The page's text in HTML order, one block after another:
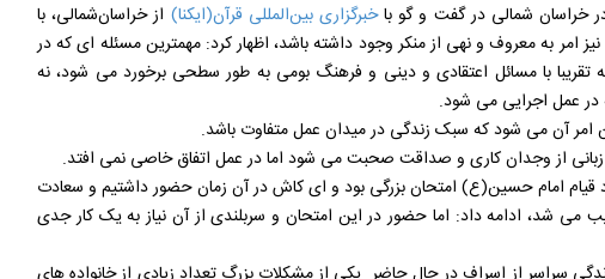
خراسان شمالی در گفت و گو باخبرگزاری بین‌المللی قرآن(ایکنا) از خراسان‌شمالی،با
نیز امر به معروف و نهی از منکر وجود داشته باشد، اظهار کرد: مهمترین مسئله ای که در
با مسائل اعتقادی و دینی و فرهنگ بومی به طور سطحی برخورد می شود، نه
در عمل اجرایی می شود.
امر آن می شود که سبک زندگی در میدان عمل متفاوت باشد.
از وجدان کاری و صداقت صحبت می شود اما در عمل اتفاق خاصی نمی افتد.
قیام امام حسین(ع) امتحان بزرگی بود و ای کاش در آن زمان حضور داشتیم و سعادت
می شد، ادامه داد: اما حضور در این امتحان و سربلندی از آن نیاز به یک کار جدی